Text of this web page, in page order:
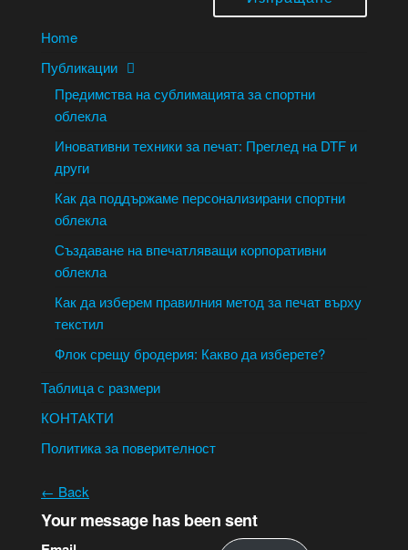
Home
Публикации
Предимства на сублимацията за спортни
облекла
Иновативни техники за печат: Преглед на DTF и
други
Как да поддържаме персонализирани спортни
облекла
Създаване на впечатляващи корпоративни
облекла
Как да изберем правилния метод за печат върху
текстил
Флок срещу бродерия: Какво да изберете?
Таблица с размери
КОНТАКТИ
Политика за поверителност
← Back
Your message has been sent